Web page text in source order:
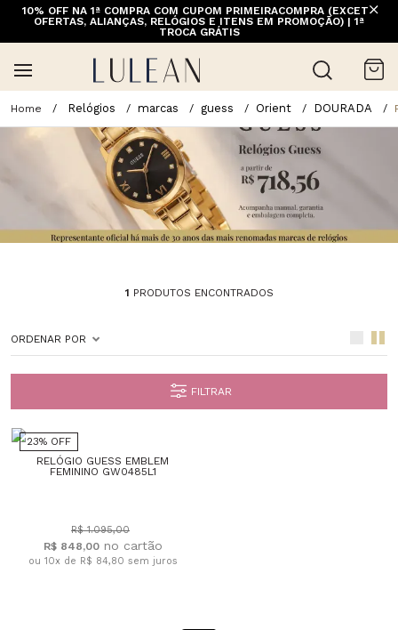
10% OFF NA 1ª COMPRA COM CUPOM PRIMEIRACOMPRA (EXCETO
OFERTAS, ALIANÇAS, RELÓGIOS E ITENS EM PROMOÇÃO) | 1ª
TROCA GRÁTIS
Relógios marcas guess Orient DOURADA
1 PRODUTOS ENCONTRADOS
ORDENAR POR
FILTRAR
23% OFF
RELÓGIO GUESS EMBLEM
FEMININO GW0485L1
R$ 1.095,00
R$ 848,00
ou 10x de R$ 84,80 sem juros